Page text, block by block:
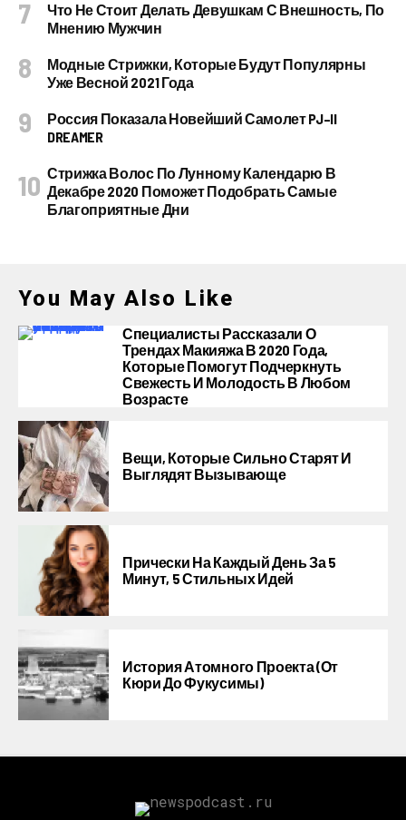
Что Не Стоит Делать Девушкам С Внешность, По
Мнению Мужчин
Модные Стрижки, Которые Будут Популярны
Уже Весной 2021 Года
Россия Показала Новейший Самолет PJ–II
DREAMER
Стрижка Волос По Лунному Календарю В
Декабре 2020 Поможет Подобрать Самые
Благоприятные Дни
You May Also Like
Специалисты Рассказали О
Трендах Макияжа В 2020 Года,
Которые Помогут Подчеркнуть
Свежесть И Молодость В Любом
Возрасте
Вещи, Которые Сильно Старят И
Выглядят Вызывающе
Прически На Каждый День За 5
Минут, 5 Стильных Идей
История Атомного Проекта (от
Кюри До Фукусимы)